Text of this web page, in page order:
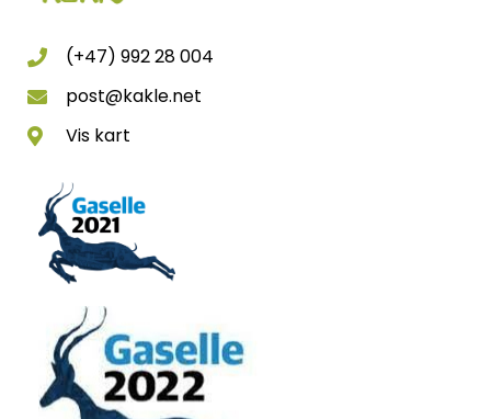
(+47) 992 28 004
post@kakle.net
Vis kart